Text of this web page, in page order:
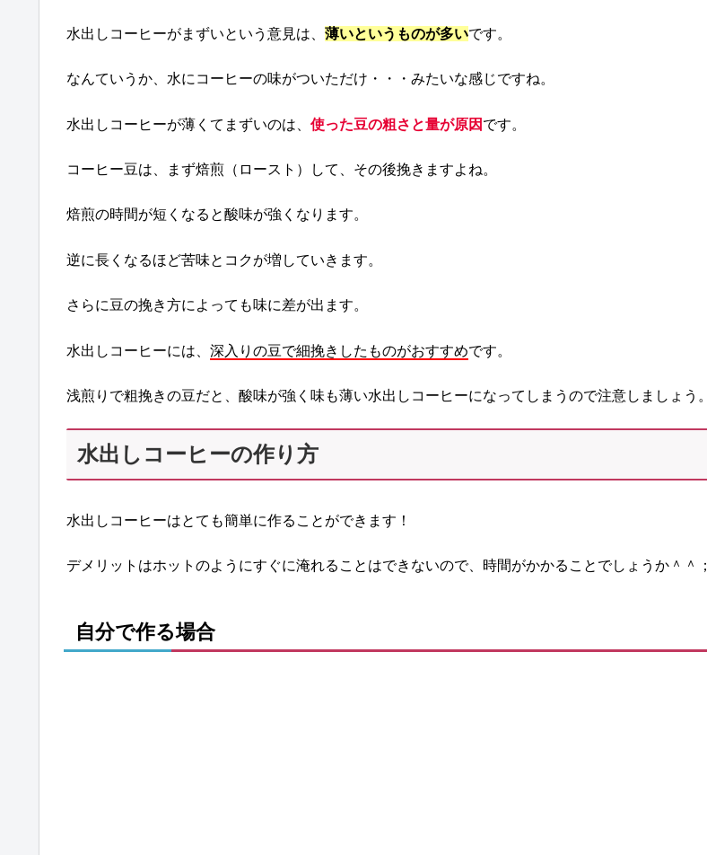
水出しコーヒーがまずいという意見は、 薄いというものが多いです。
なんていうか、水にコーヒーの味がついただけ・・・みたいな感じですね。
水出しコーヒーが薄くてまずいのは、 使った豆の粗さと量が原因 です。
コーヒー豆は、まず焙煎（ロースト）して、その後挽きますよね。
焙煎の時間が短くなると酸味が強くなります。
逆に長くなるほど苦味とコクが増していきます。
さらに豆の挽き方によっても味に差が出ます。
水出しコーヒーには、 深入りの豆で細挽きしたものがおすすめです。
浅煎りで粗挽きの豆だと、酸味が強く味も薄い水出しコーヒーになってしまうので注意しましょう。
水出しコーヒーの作り方
水出しコーヒーはとても簡単に作ることができます！
デメリットはホットのようにすぐに淹れることはできないので、時間がかかることでしょうか＾＾；
自分で作る場合